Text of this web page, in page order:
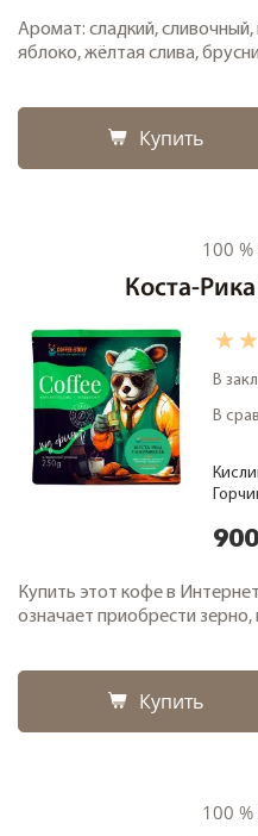
Аромат: сладкий,
яблоко, жёлтая слива,
Купить
100
Коста-
В
В
Купить этот кофе в
означает приобрести
Купить
100